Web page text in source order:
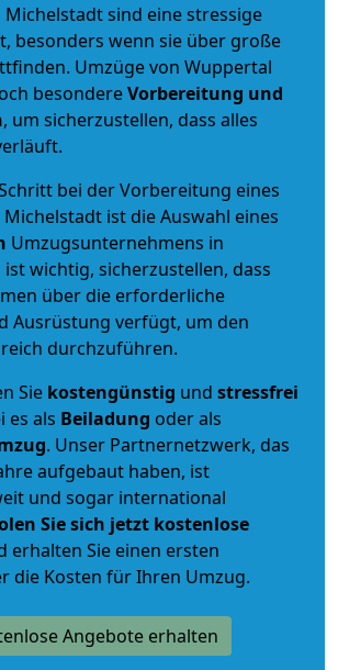
Michelstadt sind eine stressige
besonders wenn sie über große
Umzüge von Wuppertal
besondereVorbereitung und
, um sicherzustellen, dass alles
bei der Vorbereitung eines
ist die Auswahl eines
Umzugsunternehmens in
ist wichtig, sicherzustellen, dass
über die erforderliche
Ausrüstung verfügt, um den
durchzuführen.
Sie kostengünstig und stressfrei
es als Beiladung oder als
. Unser Partnernetzwerk, das
aufgebaut haben, ist
und sogar international
Sie sich jetzt kostenlose
erhalten Sie einen ersten
die Kosten für Ihren Umzug.
Angebote erhalten